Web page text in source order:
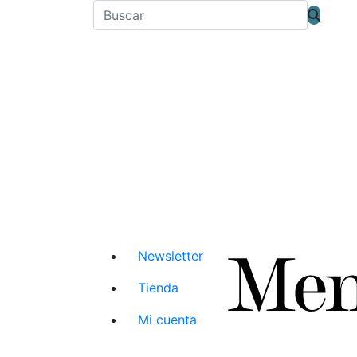
Newsletter
Tienda
Mi cuenta